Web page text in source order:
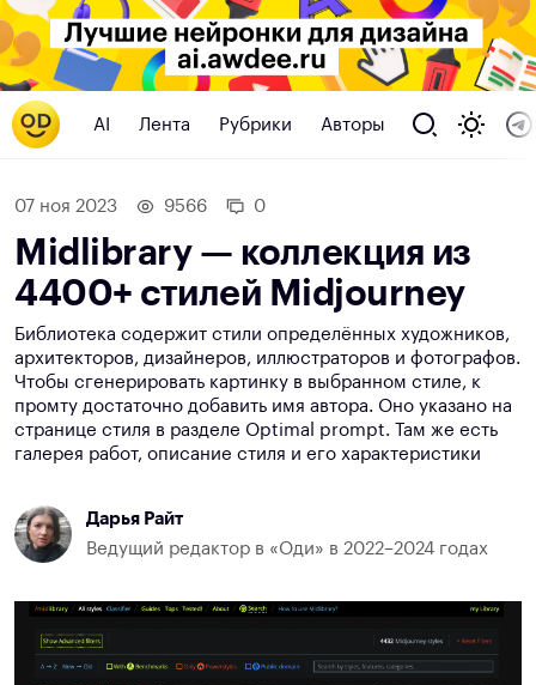
AI Лента Рубрики Авторы
07 ноя 2023 9566 0
Midlibrary — коллекция из
4400+ стилей Midjourney
Библиотека содержит стили определённых художников,
архитекторов, дизайнеров, иллюстраторов и фотографов.
Чтобы сгенерировать картинку в выбранном стиле, к
промту достаточно добавить имя автора. Оно указано на
странице стиля в разделе Optimal prompt. Там же есть
галерея работ, описание стиля и его характеристики
Дарья Райт
Ведущий редактор в «Оди» в 2022–2024 годах